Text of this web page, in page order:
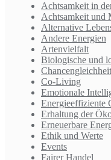
Achtsamkeit in
Achtsamkeit und
Alternative
Andere Energien
Artenvielfalt
Biologische und
Chancengleichheit
Co-Living
Emotionale
Energieeffiziente
Erhaltung der
Erneuerbare
Ethik und Werte
Events
Fairer Handel